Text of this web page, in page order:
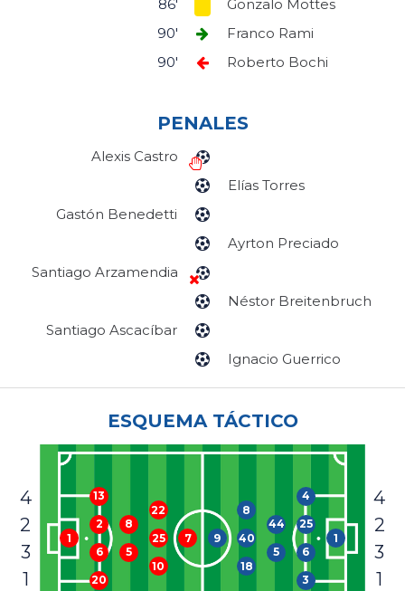
Gonzalo Mottes
86'
Franco Rami
90'
Roberto Bochi
90'
PENALES
Alexis Castro
Elías Torres
Gastón Benedetti
Ayrton Preciado
Santiago Arzamendia
Néstor Breitenbruch
Santiago Ascacíbar
Ignacio Guerrico
ESQUEMA TÁCTICO
4
2
3
1
1
20
6
2
13
5
8
10
25
22
7
4
2
3
1
1
4
25
6
3
44
5
8
40
18
9